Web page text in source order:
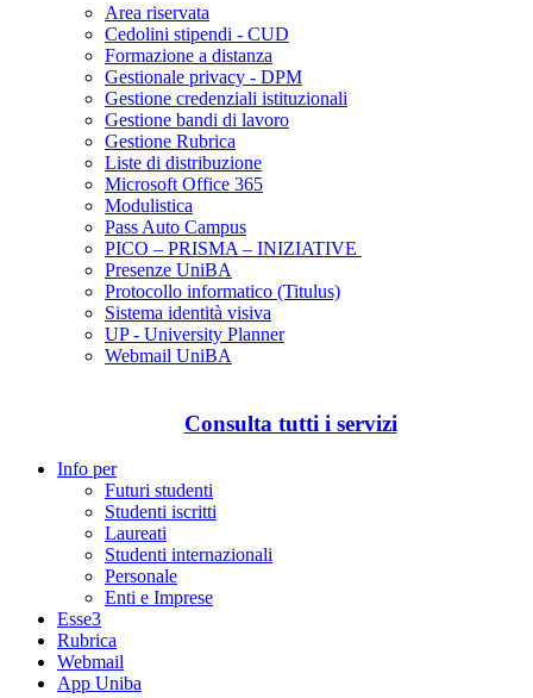
Area riservata
Cedolini stipendi - CUD
Formazione a distanza
Gestionale privacy - DPM
Gestione credenziali istituzionali
Gestione bandi di lavoro
Gestione Rubrica
Liste di distribuzione
Microsoft Office 365
Modulistica
Pass Auto Campus
PICO – PRISMA – INIZIATIVE
Presenze UniBA
Protocollo informatico (Titulus)
Sistema identità visiva
UP - University Planner
Webmail UniBA
Consulta tutti i servizi
Info per
Futuri studenti
Studenti iscritti
Laureati
Studenti internazionali
Personale
Enti e Imprese
Esse3
Rubrica
Webmail
App Uniba